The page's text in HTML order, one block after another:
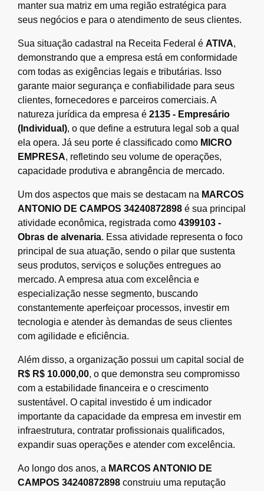
manter sua matriz em uma região estratégica para
seus negócios e para o atendimento de seus clientes.
Sua situação cadastral na Receita Federal é ATIVA,
demonstrando que a empresa está em conformidade
com todas as exigências legais e tributárias. Isso
garante maior segurança e confiabilidade para seus
clientes, fornecedores e parceiros comerciais. A
natureza jurídica da empresa é 2135 - Empresário
(Individual), o que define a estrutura legal sob a qual
ela opera. Já seu porte é classificado como MICRO
EMPRESA, refletindo seu volume de operações,
capacidade produtiva e abrangência de mercado.
Um dos aspectos que mais se destacam na MARCOS
ANTONIO DE CAMPOS 34240872898 é sua principal
atividade econômica, registrada como 4399103 -
Obras de alvenaria. Essa atividade representa o foco
principal de sua atuação, sendo o pilar que sustenta
seus produtos, serviços e soluções entregues ao
mercado. A empresa atua com excelência e
especialização nesse segmento, buscando
constantemente aperfeiçoar processos, investir em
tecnologia e atender às demandas de seus clientes
com agilidade e eficiência.
Além disso, a organização possui um capital social de
R$ R$ 10.000,00, o que demonstra seu compromisso
com a estabilidade financeira e o crescimento
sustentável. O capital investido é um indicador
importante da capacidade da empresa em investir em
infraestrutura, contratar profissionais qualificados,
expandir suas operações e atender com excelência.
Ao longo dos anos, a MARCOS ANTONIO DE
CAMPOS 34240872898 construiu uma reputação